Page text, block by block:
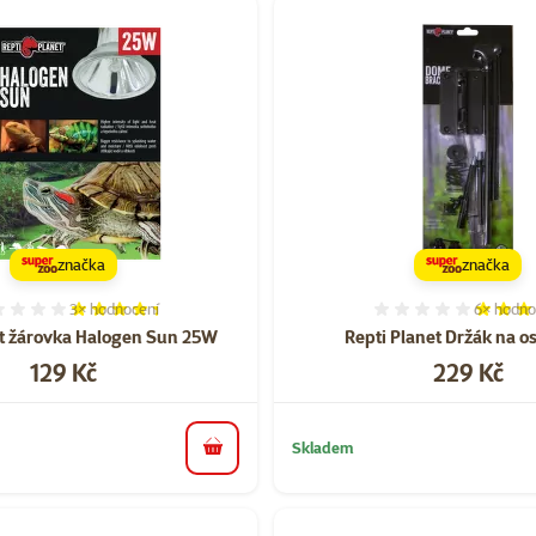
žárovka Halogen Sun 25W
Hodnocení 87%, počet hodnocení: 3
3× hodnocení
Cena
129 Kč
značka
do košíku
Repti Planet Držák na
6×
Cena
229 Kč
značka
Skladem